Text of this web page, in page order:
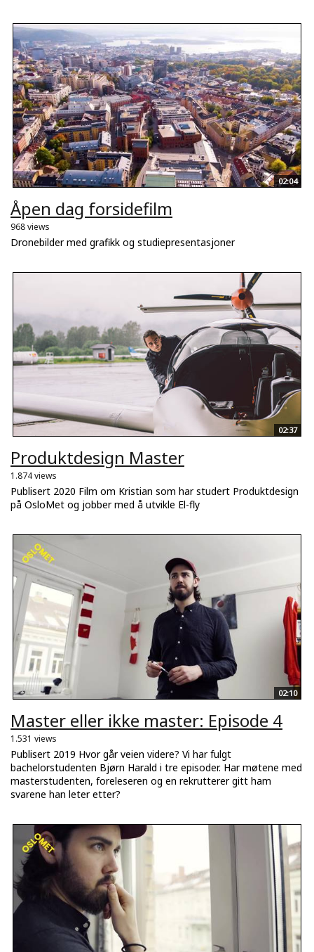
02:04
Åpen dag forsidefilm
968 views
Dronebilder med grafikk og studiepresentasjoner
02:37
Produktdesign Master
1.874 views
Publisert 2020 Film om Kristian som har studert Produktdesign
på OsloMet og jobber med å utvikle El-fly
02:10
Master eller ikke master: Episode 4
1.531 views
Publisert 2019 Hvor går veien videre? Vi har fulgt
bachelorstudenten Bjørn Harald i tre episoder. Har møtene med
masterstudenten, foreleseren og en rekrutterer gitt ham
svarene han leter etter?